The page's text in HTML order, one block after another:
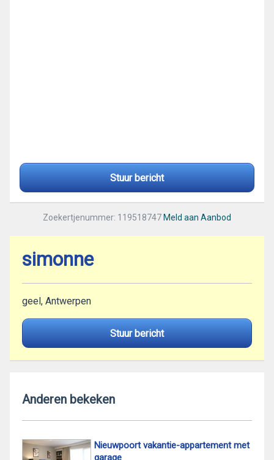
Stuur bericht
Zoekertjenummer: 119518747 Meld aan Aanbod
simonne
geel, Antwerpen
Stuur bericht
Anderen bekeken
Nieuwpoort vakantie-appartement met
garage